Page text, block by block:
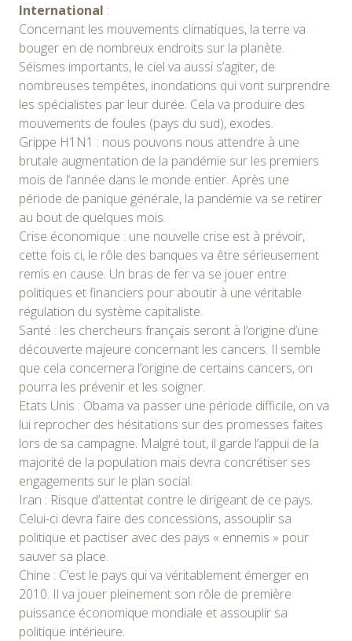
International :
Concernant les mouvements climatiques, la terre va
bouger en de nombreux endroits sur la planète.
Séismes importants, le ciel va aussi s’agiter, de
nombreuses tempêtes, inondations qui vont surprendre
les spécialistes par leur durée. Cela va produire des
mouvements de foules (pays du sud), exodes.
Grippe H1N1 : nous pouvons nous attendre à une
brutale augmentation de la pandémie sur les premiers
mois de l’année dans le monde entier. Après une
période de panique générale, la pandémie va se retirer
au bout de quelques mois.
Crise économique : une nouvelle crise est à prévoir,
cette fois ci, le rôle des banques va être sérieusement
remis en cause. Un bras de fer va se jouer entre
politiques et financiers pour aboutir à une véritable
régulation du système capitaliste.
Santé : les chercheurs français seront à l’origine d’une
découverte majeure concernant les cancers. Il semble
que cela concernera l’origine de certains cancers, on
pourra les prévenir et les soigner.
Etats Unis : Obama va passer une période difficile, on va
lui reprocher des hésitations sur des promesses faites
lors de sa campagne. Malgré tout, il garde l’appui de la
majorité de la population mais devra concrétiser ses
engagements sur le plan social.
Iran : Risque d’attentat contre le dirigeant de ce pays.
Celui-ci devra faire des concessions, assouplir sa
politique et pactiser avec des pays « ennemis » pour
sauver sa place.
Chine : C’est le pays qui va véritablement émerger en
2010. Il va jouer pleinement son rôle de première
puissance économique mondiale et assouplir sa
politique intérieure.